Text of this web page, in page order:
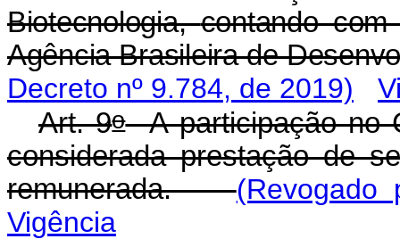
Biotecnologia,contando
Agência Brasileira de
Decreto nº 9.784, de 2019)
Art. 9oA participação no
considerada prestação de
remunerada.(Revogado
Vigência